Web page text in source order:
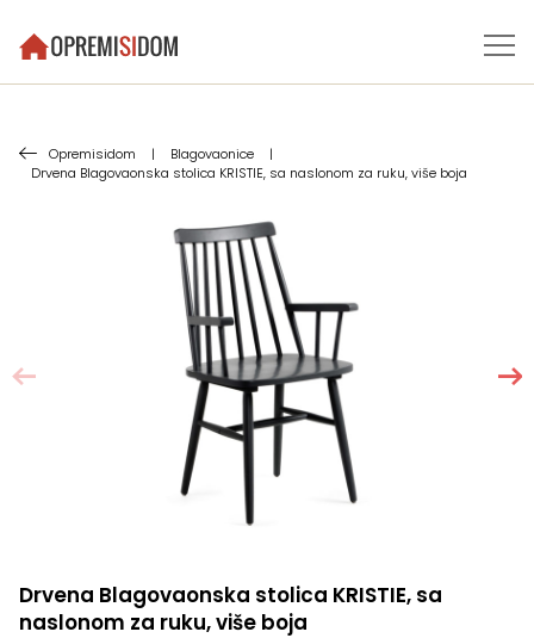
Opremisidom | Blagovaonice
|
Drvena Blagovaonska stolica KRISTIE, sa naslonom za ruku, više boja
Drvena Blagovaonska stolica KRISTIE, sa
naslonom za ruku, više boja